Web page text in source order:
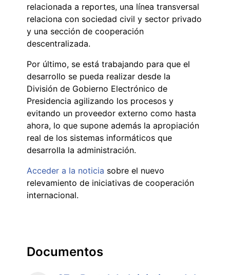
relacionada a reportes, una línea transversal
relaciona con sociedad civil y sector privado
y una sección de cooperación
descentralizada.
Por último, se está trabajando para que el
desarrollo se pueda realizar desde la
División de Gobierno Electrónico de
Presidencia agilizando los procesos y
evitando un proveedor externo como hasta
ahora, lo que supone además la apropiación
real de los sistemas informáticos que
desarrolla la administración.
Acceder a la noticia sobre el nuevo
relevamiento de iniciativas de cooperación
internacional.
Documentos